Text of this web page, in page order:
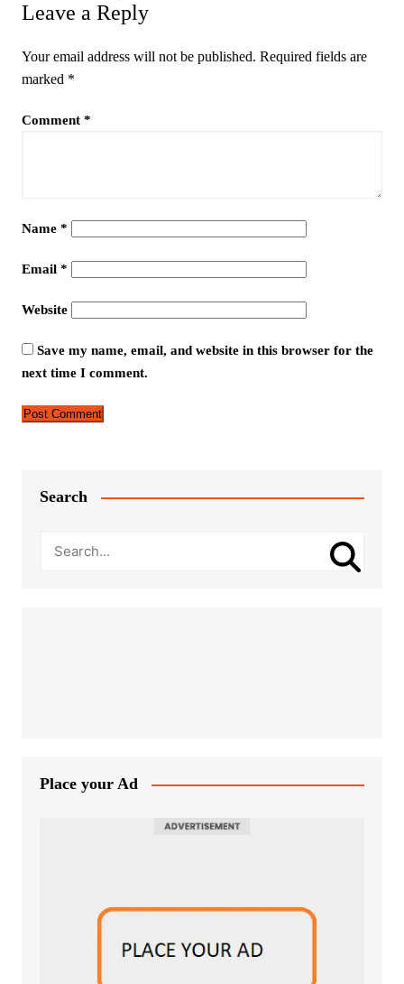
Leave a Reply
Your email address will not be published. Required fields are
marked *
Comment *
Name *
Email *
Website
Save my name, email, and website in this browser for the
next time I comment.
Search
Place your Ad